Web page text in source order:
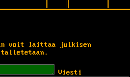
voit laittaa julkisen
Viesti